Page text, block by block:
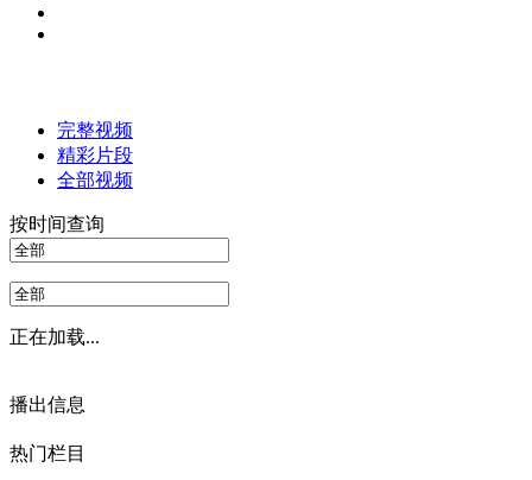
完整视频
精彩片段
全部视频
按时间查询
正在加载...
播出信息
热门栏目